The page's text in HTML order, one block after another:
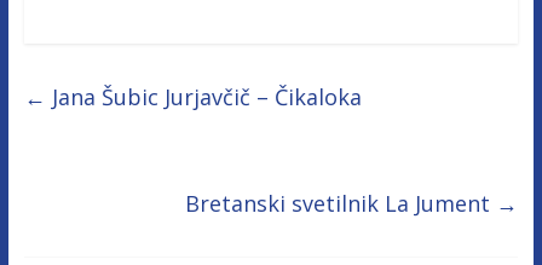
← Jana Šubic Jurjavčič – Čikaloka
Bretanski svetilnik La Jument →